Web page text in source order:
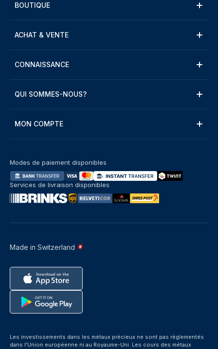
BOUTIQUE
ACHAT & VENTE
CONNAISSANCE
QUI SOMMES-NOUS?
MON COMPTE
Made in Switzerland
Modes de paiement disponibles
Services de livraison disponibles
Les investissements dans les métaux précieux ne sont pas réglementés
dans l’Union européenne ni au Royaume-Uni. Les cours des métaux